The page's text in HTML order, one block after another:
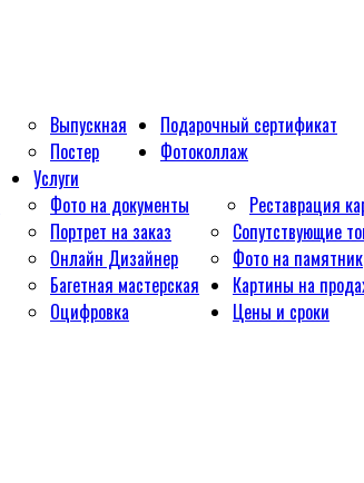
Выпускная
Постер
Подарочный сертификат
Фотоколлаж
Услуги
Фото на документы
Портрет на заказ
Онлайн Дизайнер
Багетная мастерская
Оцифровка
Реставрация
Сопутствующие
Фото на памятник
Картины на
Цены и сроки